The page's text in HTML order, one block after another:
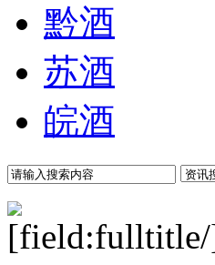
黔酒
苏酒
皖酒